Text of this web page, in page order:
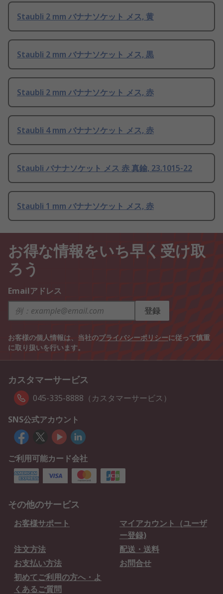
Staubli 2 mm バナナソケット メス, 黄
Staubli 2 mm バナナソケット メス, 黒
Staubli 2 mm バナナソケット メス, 赤
Staubli 4 mm バナナソケット メス, 赤
Staubli バナナソケット メス 赤 真鍮, 23.1015-22
Staubli 1 mm バナナソケット メス, 赤
お得な情報をいち早く受け取
ろう
Emailアドレス
登録
お客様の個人情報は、当社のプライバシーポリシーに従って慎重
に取り扱いを行います。
カスタマーサービス
045-335-8888（カスタマーサービス）
SNS公式アカウント
ご利用可能カード会社
その他のサービス
お客様サポート
マイアカウント（ユーザ
ー登録)
注文方法
配送・送料
お支払い方法
お問合せ
初めてご利用の方へ・よ
くあるご質問